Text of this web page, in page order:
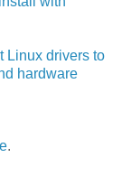
Linux drivers to
hardware
.